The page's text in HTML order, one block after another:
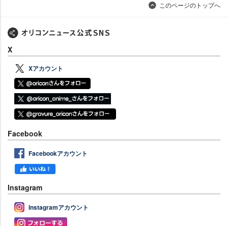
このページのトップへ
X
Xアカウント
Facebook
Facebookアカウント
Instagram
Instagramアカウント